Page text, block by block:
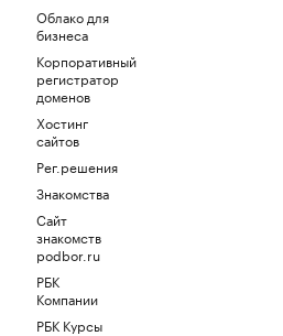
Облако для
бизнеса
Корпоративный
регистратор
доменов
Хостинг
сайтов
Рег.решения
Знакомства
Сайт
знакомств
podbor.ru
РБК
Компании
РБК Курсы